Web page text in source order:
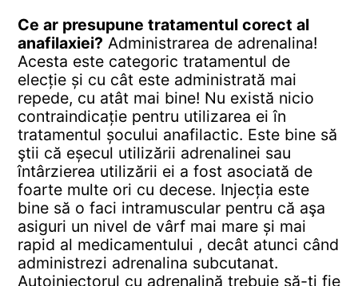
Ce ar presupune tratamentul corect al
anafilaxiei? Administrarea de adrenalina!
Acesta este categoric tratamentul de
elecție și cu cât este administrată mai
repede, cu atât mai bine! Nu există nicio
contraindicație pentru utilizarea ei în
tratamentul șocului anafilactic. Este bine să
ştii că eșecul utilizării adrenalinei sau
întârzierea utilizării ei a fost asociată de
foarte multe ori cu decese. Injecția este
bine să o faci intramuscular pentru că aşa
asiguri un nivel de vârf mai mare și mai
rapid al medicamentului , decât atunci când
administrezi adrenalina subcutanat.
Autoinjectorul cu adrenalină trebuie să-ţi fie